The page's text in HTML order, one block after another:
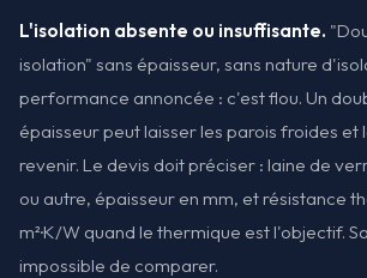
L'isolation absente ou insuffisante.
isolation" sans épaisseur, sans nature
performance annoncée : c'est flou. Un
épaisseur peut laisser les parois froides et
revenir. Le devis doit préciser : laine de
ou autre, épaisseur en mm, et résistance
m²·K/W quand le thermique est l'objectif.
impossible de comparer.